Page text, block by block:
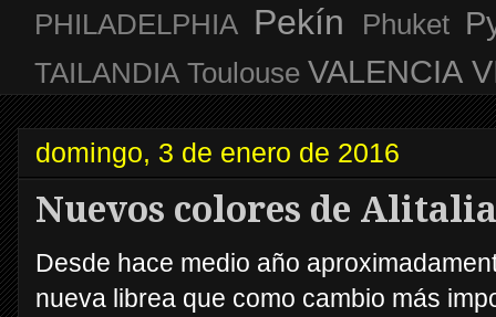
PHILADELPHIA Pekín Phuket
TAILANDIA Toulouse VALENCIA
domingo, 3 de enero de 2016
Nuevos colores de Alitalia
Desde hace medio año
nueva librea que como cambio más